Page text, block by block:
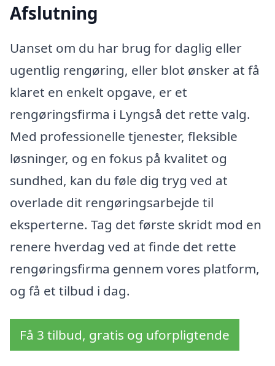
Afslutning
Uanset om du har brug for daglig eller
ugentlig rengøring, eller blot ønsker at få
klaret en enkelt opgave, er et
rengøringsfirma i Lyngså det rette valg.
Med professionelle tjenester, fleksible
løsninger, og en fokus på kvalitet og
sundhed, kan du føle dig tryg ved at
overlade dit rengøringsarbejde til
eksperterne. Tag det første skridt mod en
renere hverdag ved at finde det rette
rengøringsfirma gennem vores platform,
og få et tilbud i dag.
Få 3 tilbud, gratis og uforpligtende